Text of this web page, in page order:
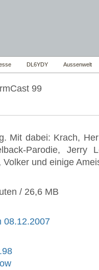
DL6YDY Aussenwelt
99
Mit dabei: Krach,
Parodie, Jerry
und einige
/ 26,6 MB
08.12.2007